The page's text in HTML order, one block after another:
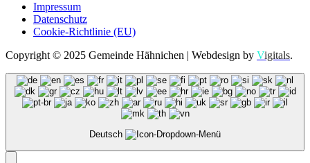
Impressum
Datenschutz
Cookie-Richtlinie (EU)
Copyright © 2025 Gemeinde Hähnichen | Webdesign by Vigitals.
Deutsch